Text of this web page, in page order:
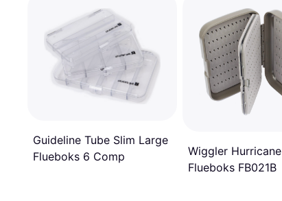
Guideline Tube Slim Large
Flueboks 6 Comp
Wiggler Hurricane
Flueboks FB021B